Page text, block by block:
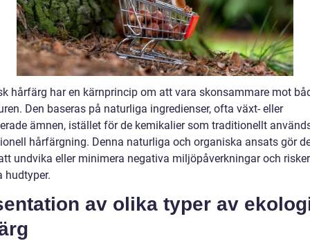
hårfärg har en kärnprincip om att vara skonsammare mot
Den baseras på naturliga ingredienser, ofta växt- eller
ämnen, istället för de kemikalier som traditionellt
hårfärgning. Denna naturliga och organiska ansats gör
undvika eller minimera negativa miljöpåverkningar och
hudtyper.
av olika typer av